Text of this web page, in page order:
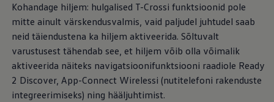
Tagasikutsumiskampaaniad
Hoiatus- ja märgutuled
Teie Volkswageni uusimad
Teie Volkswageni uusimad
Digitaalne juhend
myVolkswagen
Takata turvapadja ohutusalane tagasikutsumine
Kohandage hiljem: hulgalised T-Crossi funktsioonid pole
mitte ainult värskendusvalmis, vaid paljudel juhtudel saab
neid täiendustena ka hiljem aktiveerida. Sõltuvalt
varustusest tähendab see, et hiljem võib olla võimalik
aktiveerida näiteks navigatsioonifunktsiooni raadiole Ready
2 Discover, App-Connect Wirelessi (nutitelefoni rakenduste
integreerimiseks) ning hääljuhtimist.